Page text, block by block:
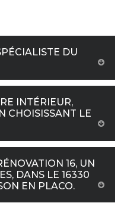
DU
INTÉRIEUR,
CHOISISSANT LE
16, UN
DANS LE 16330
EN PLACO.